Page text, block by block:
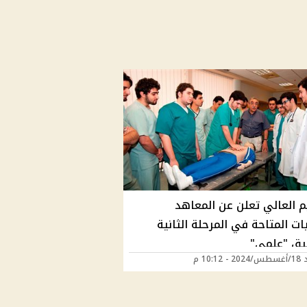
العالي تعلن عن المعاهد
المتاحة في المرحلة الثانية
"علمي"
م